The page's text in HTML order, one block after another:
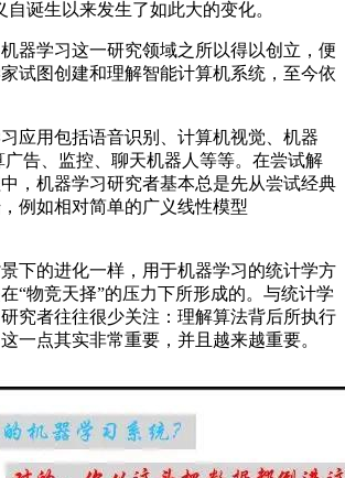
自诞生以来发生了如此大的变化。
学习这一研究领域之所以得以创立，便
试图创建和理解智能计算机系统，至今依
用包括语音识别、计算机视觉、机器
广告、监控、聊天机器人等等。在尝试解
，机器学习研究者基本总是先从尝试经典
例如相对简单的广义线性模型
的进化一样，用于机器学习的统计学方
“物竞天择”的压力下所形成的。与统计学
究者往往很少关注：理解算法背后所执行
一点其实非常重要，并且越来越重要。